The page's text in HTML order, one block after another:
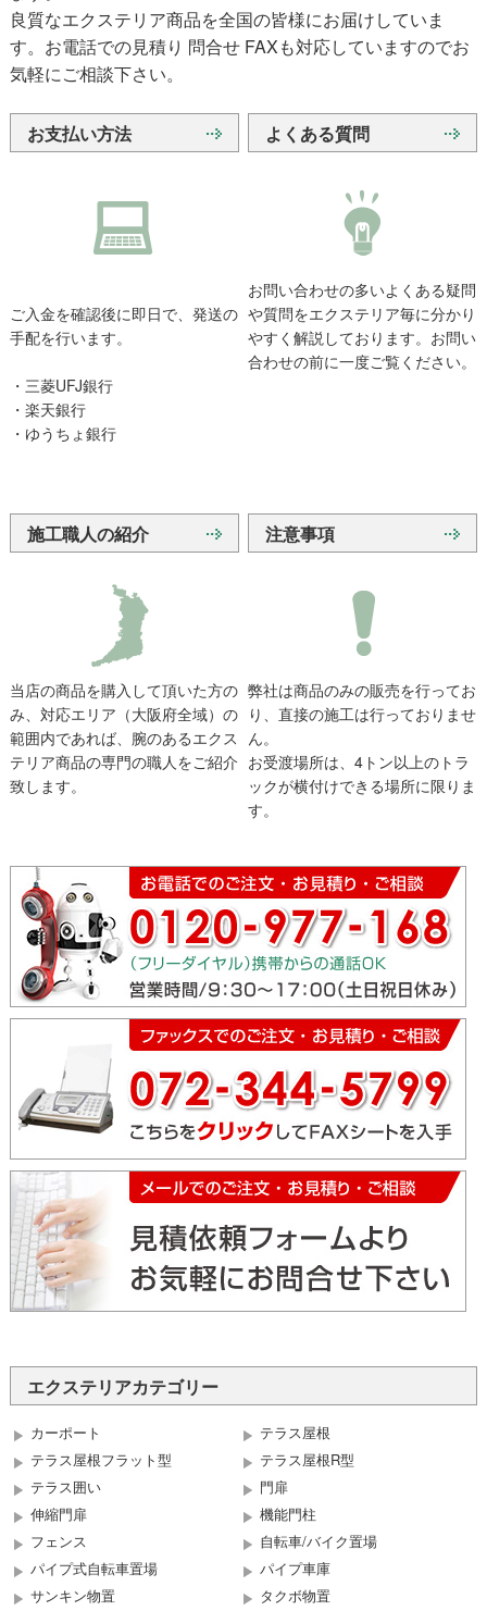
良質なエクステリア商品を全国の皆様にお届けしていま
す。お電話での見積り 問合せ FAXも対応していますのでお
気軽にご相談下さい。
お支払い方法
ご入金を確認後に即日で、発送の
手配を行います。
・三菱UFJ銀行
・楽天銀行
・ゆうちょ銀行
よくある質問
お問い合わせの多いよくある疑問
や質問をエクステリア毎に分かり
やすく解説しております。お問い
合わせの前に一度ご覧ください。
施工職人の紹介
当店の商品を購入して頂いた方の
み、対応エリア（大阪府全域）の
範囲内であれば、腕のあるエクス
テリア商品の専門の職人をご紹介
致します。
注意事項
弊社は商品のみの販売を行ってお
り、直接の施工は行っておりませ
ん。
お受渡場所は、4トン以上のトラ
ックが横付けできる場所に限りま
す。
エクステリアカテゴリー
カーポート
テラス屋根
テラス屋根フラット型
テラス屋根R型
テラス囲い
門扉
伸縮門扉
機能門柱
フェンス
自転車/バイク置場
パイプ式自転車置場
パイプ車庫
サンキン物置
タクボ物置